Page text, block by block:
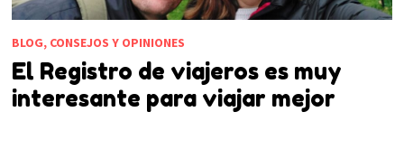
BLOG, CONSEJOS Y OPINIONES
El Registro de viajeros es muy
interesante para viajar mejor